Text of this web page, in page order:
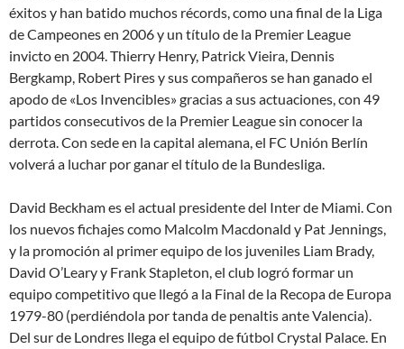
éxitos y han batido muchos récords, como una final de la Liga
de Campeones en 2006 y un título de la Premier League
invicto en 2004. Thierry Henry, Patrick Vieira, Dennis
Bergkamp, Robert Pires y sus compañeros se han ganado el
apodo de «Los Invencibles» gracias a sus actuaciones, con 49
partidos consecutivos de la Premier League sin conocer la
derrota. Con sede en la capital alemana, el FC Unión Berlín
volverá a luchar por ganar el título de la Bundesliga.
David Beckham es el actual presidente del Inter de Miami. Con
los nuevos fichajes como Malcolm Macdonald y Pat Jennings,
y la promoción al primer equipo de los juveniles Liam Brady,
David O’Leary y Frank Stapleton, el club logró formar un
equipo competitivo que llegó a la Final de la Recopa de Europa
1979-80 (perdiéndola por tanda de penaltis ante Valencia).
Del sur de Londres llega el equipo de fútbol Crystal Palace. En